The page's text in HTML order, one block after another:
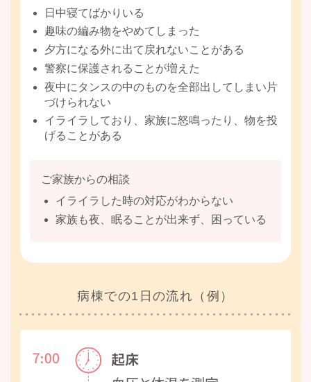
日中寝てばかりいる
趣味の編み物をやめてしまった
夕方になる外に出て戻れないことがある
警察に保護されることが増えた
夜中にタンスの中のものを全部出してしまい片
づけられない
イライラしており、家族に怒鳴ったり、物を投
げることがある
ご家族からの相談
イライラした時の対応がわからない
家族も夜、眠ることが出来ず、困っている
病棟での1日の流れ（例）